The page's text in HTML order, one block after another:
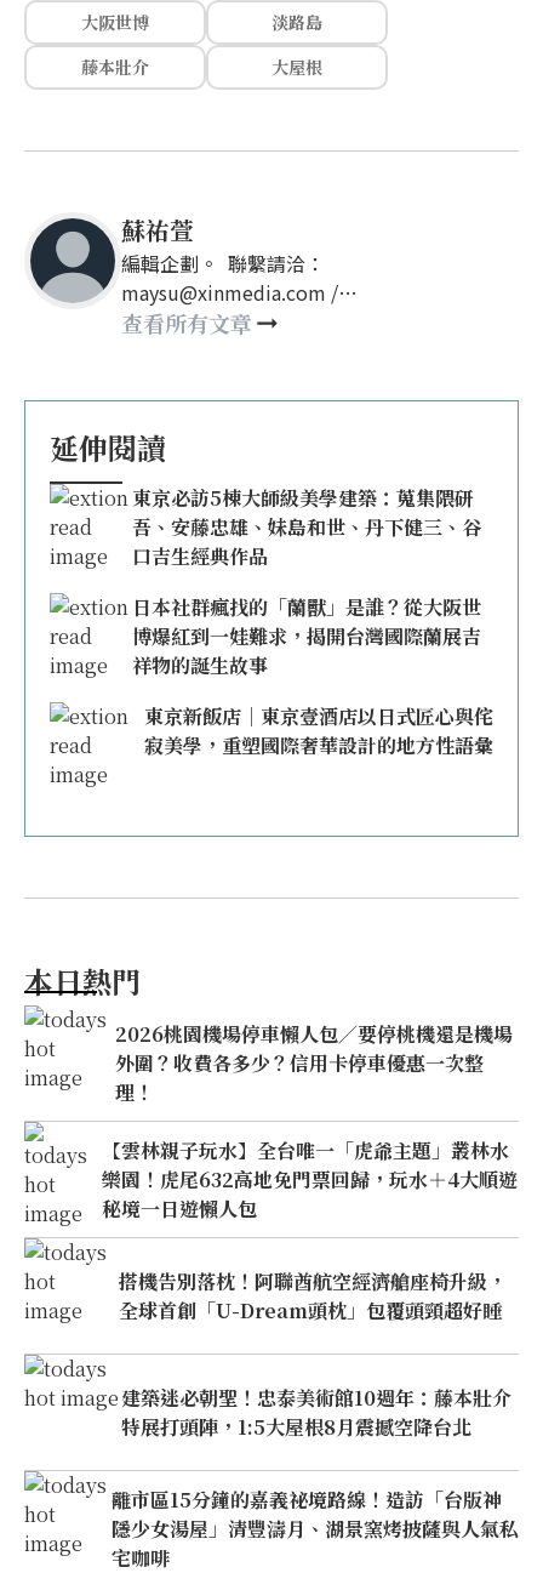
大阪世博
淡路島
藤本壯介
大屋根
蘇祐萱
編輯企劃。 聯繫請洽：
maysu@xinmedia.com /
may860527@gmail.com
查看所有文章
延伸閱讀
東京必訪5棟大師級美學建築：蒐集隈研
吾、安藤忠雄、妹島和世、丹下健三、谷
口吉生經典作品
日本社群瘋找的「蘭獸」是誰？從大阪世
博爆紅到一娃難求，揭開台灣國際蘭展吉
祥物的誕生故事
東京新飯店｜東京壹酒店以日式匠心與侘
寂美學，重塑國際奢華設計的地方性語彙
本日熱門
2026桃園機場停車懶人包／要停桃機還是機場
外圍？收費各多少？信用卡停車優惠一次整
理！
【雲林親子玩水】全台唯一「虎爺主題」叢林水
樂園！虎尾632高地免門票回歸，玩水＋4大順遊
秘境一日遊懶人包
搭機告別落枕！阿聯酋航空經濟艙座椅升級，
全球首創「U-Dream頭枕」包覆頭頸超好睡
建築迷必朝聖！忠泰美術館10週年：藤本壯介
特展打頭陣，1:5大屋根8月震撼空降台北
離市區15分鐘的嘉義祕境路線！造訪「台版神
隱少女湯屋」清豐濤月、湖景窯烤披薩與人氣私
宅咖啡